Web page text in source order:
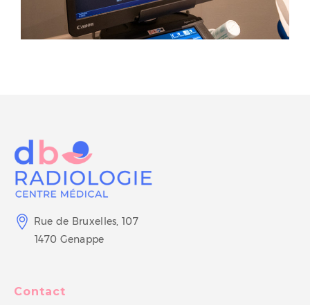
Rue de Bruxelles, 107
1470 Genappe
Contact